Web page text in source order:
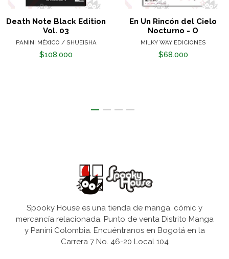
Death Note Black Edition
Vol. 03
PANINI MÉXICO / SHUEISHA
$108.000
En Un Rincón del Cielo
Nocturno - O
MILKY WAY EDICIONES
$68.000
Spooky House es una tienda de manga, cómic y
mercancía relacionada. Punto de venta Distrito Manga
y Panini Colombia. Encuéntranos en Bogotá en la
Carrera 7 No. 46-20 Local 104